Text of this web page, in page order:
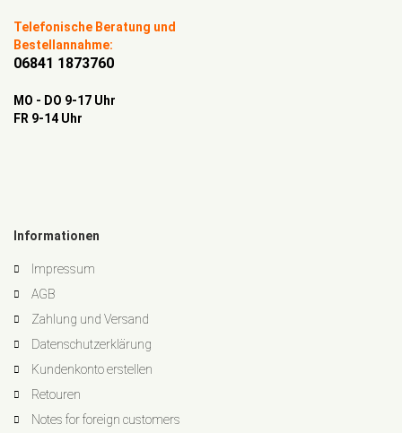
Telefonische Beratung und
Bestellannahme:
06841 1873760
MO - DO 9-17 Uhr
FR 9-14 Uhr
Informationen
Impressum
AGB
Zahlung und Versand
Datenschutzerklärung
Kundenkonto erstellen
Retouren
Notes for foreign customers